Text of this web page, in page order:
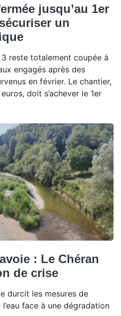
jusqu’au 1er
un
reste totalement coupée à
engagés après des
en février. Le chantier,
doit s’achever le 1er
: Le Chéran
de crise
durcit les mesures de
face à une dégradation